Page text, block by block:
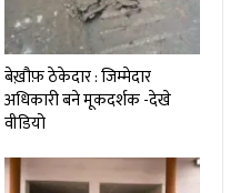
बेख़ौफ़ ठेकेदार : जिम्मेदार
अधिकारी बने मूकदर्शक -देखे
वीडियो